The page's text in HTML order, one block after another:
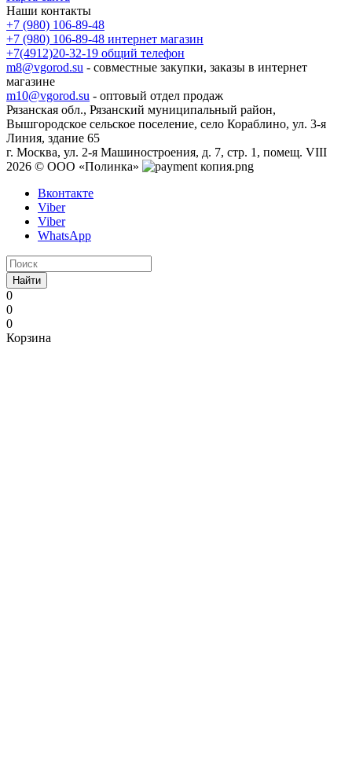
Наши контакты
+7 (980) 106-89-48
+7 (980) 106-89-48 интернет магазин
+7(4912)20-32-19 общий телефон
m8@vgorod.su - совместные закупки, заказы в интернет
магазине
m10@vgorod.su - оптовый отдел продаж
Рязанская обл., Рязанский муниципальный район,
Вышгородское сельское поселение, село Кораблино, ул. 3-я
Линия, здание 65
г. Москва, ул. 2-я Машиностроения, д. 7, стр. 1, помещ. VIII
2026 © ООО «Полинка»
Вконтакте
Viber
Viber
WhatsApp
Найти
0
0
0
Корзина